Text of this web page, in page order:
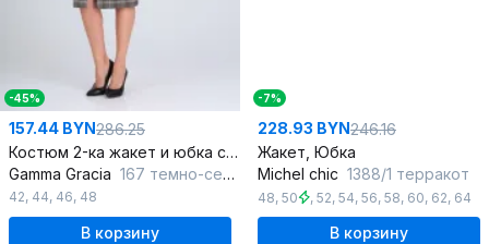
-45%
157.44 BYN286.25
Костюм 2-ка жакет и юбка с застежкой на молнии
Gamma Gracia 167 темно-серый-клетка
42, 44, 46, 48
В корзину
-7%
228.93 BYN246.16
Жакет, Юбка
Michel chic 1388/1 терракот
48, 50 , 52, 54, 56, 58, 60, 62, 64
В корзину